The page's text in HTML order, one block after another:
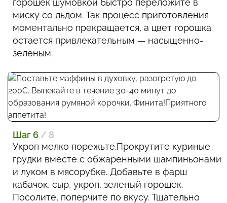
горошек шумовкой быстро переложите в
миску со льдом. Так процесс приготовления
моментально прекращается, а цвет горошка
остается привлекательным — насыщенно-
зеленым.
Шаг 6 / 8
Укроп мелко порежьте.Прокрутите куриные
грудки вместе с обжаренными шампиньонами
и луком в мясорубке. Добавьте в фарш
кабачок, сыр, укроп, зеленый горошек.
Посолите, поперчите по вкусу. Тщательно